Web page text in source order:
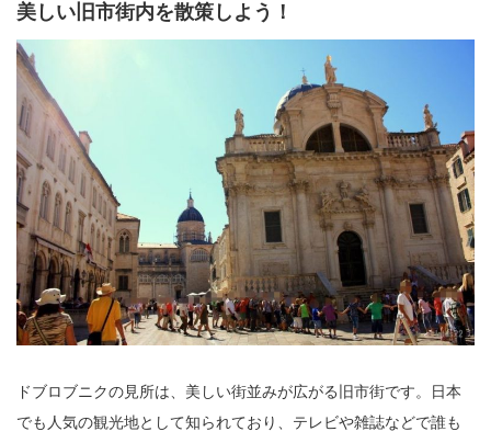
美しい旧市街内を散策しよう！
ドブロブニクの見所は、美しい街並みが広がる旧市街です。日本
でも人気の観光地として知られており、テレビや雑誌などで誰も